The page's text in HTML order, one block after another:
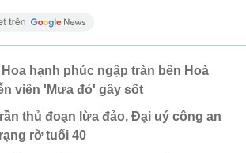
Hoa hạnh phúc ngập tràn bên Hoà
viên 'Mưa đỏ' gây sốt
thủ đoạn lừa đảo, Đại uý công an
rỡ tuổi 40